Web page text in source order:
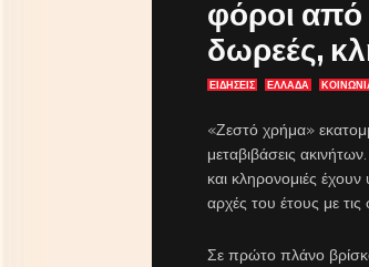
φόροι από
δωρεές,
ΕΙΔΗΣΕΙΣ ΕΛΛΑΔΑ
«Ζεστό χρήμα»
μεταβιβάσεις
και κληρονομιές
αρχές του έτους με
Σε πρώτο πλάνο